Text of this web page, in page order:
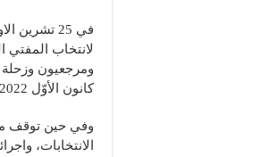
في 25
لانتخاب المفتي
كانون الأوّل 2022.
وفي حين توقف
الانتخابات،